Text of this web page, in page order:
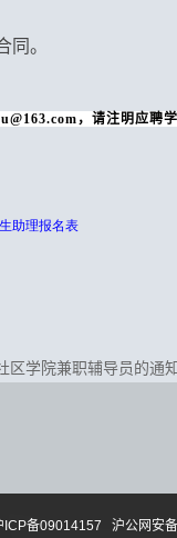
同。
，请注明应聘
助理报名表
区学院兼职辅导员的通
ICP备09014157
沪公网安